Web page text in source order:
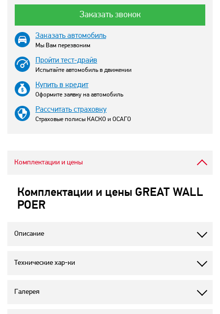
Заказать звонок
Заказать автомобиль
Мы Вам перезвоним
Пройти тест-драйв
Испытайте автомобиль в движении
Купить в кредит
Оформите заявку на автомобиль
Рассчитать страховку
Страховые полисы КАСКО и ОСАГО
Комплектации и цены
Комплектации и цены GREAT WALL
POER
Описание
Технические хар-ки
Галерея